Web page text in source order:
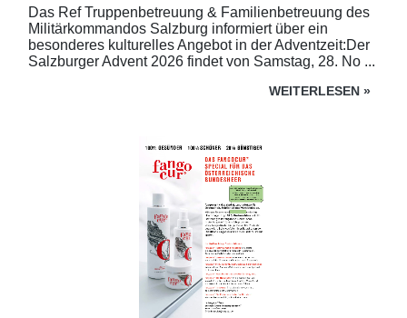
Das Ref Truppenbetreuung & Familienbetreuung des
Militärkommandos Salzburg informiert über ein
besonderes kulturelles Angebot in der Adventzeit:Der
Salzburger Advent 2026 findet von Samstag, 28. No ...
WEITERLESEN »